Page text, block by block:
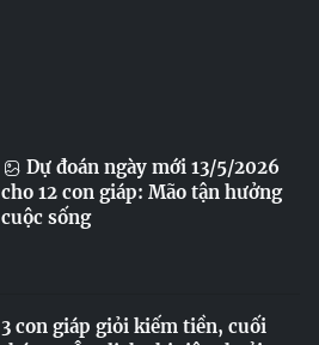
Dự đoán ngày mới 13/5/2026
cho 12 con giáp: Mão tận hưởng
cuộc sống
3 con giáp giỏi kiếm tiền, cuối